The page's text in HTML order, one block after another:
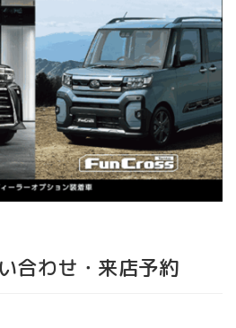
合わせ・来店予約